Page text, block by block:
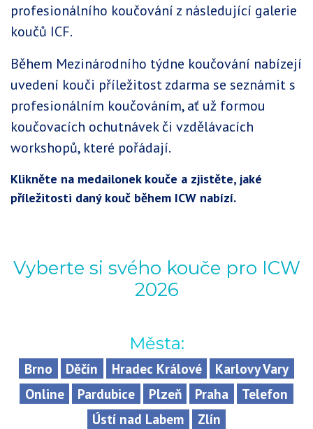
profesionálního koučování z následující galerie
koučů ICF.
Během Mezinárodního týdne koučování nabízejí
uvedení kouči příležitost zdarma se seznámit s
profesionálním koučováním, ať už formou
koučovacích ochutnávek či vzdělávacích
workshopů, které pořádají.
Klikněte na medailonek kouče a zjistěte, jaké
příležitosti daný kouč během ICW nabízí.
Vyberte si svého kouče pro ICW
2026
Města:
Brno Děčín Hradec Králové
Karlovy Vary
Online
Pardubice Plzeň Praha
Telefon
Ústí nad Labem
Zlín